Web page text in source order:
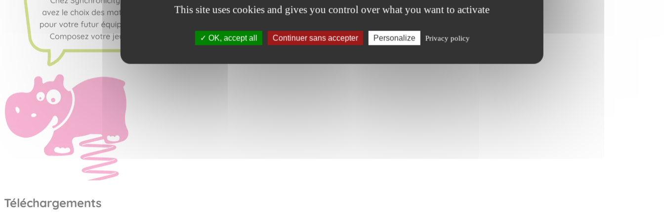
This site uses cookies and gives you control over what you want to activate
OK, accept all Continuer sans accepter Personalize Privacy policy
Téléchargements